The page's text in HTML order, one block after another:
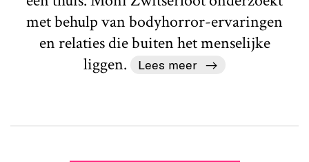
met behulp van bodyhorror-ervaringen
en relaties die buiten het menselijke
liggen.
Lees meer